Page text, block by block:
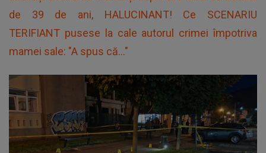
de 39 de ani, HALUCINANT! Ce SCENARIU
TERIFIANT pusese la cale autorul crimei împotriva
mamei sale: "A spus că..."